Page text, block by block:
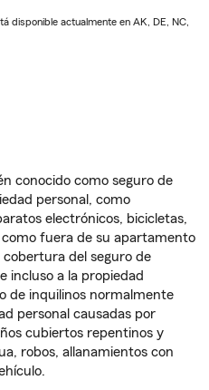
disponible actualmente en AK, DE, NC,
conocido como seguro de
personal, como
electrónicos, bicicletas,
fuera de su apartamento
del seguro de
incluso a la propiedad
de inquilinos normalmente
personal causadas por
cubiertos repentinos y
robos, allanamientos con